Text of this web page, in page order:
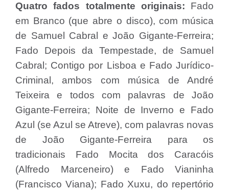
Quatro fados totalmente originais: Fado
em Branco (que abre o disco), com música
de Samuel Cabral e João Gigante-Ferreira;
Fado Depois da Tempestade, de Samuel
Cabral; Contigo por Lisboa e Fado Jurídico-
Criminal, ambos com música de André
Teixeira e todos com palavras de João
Gigante-Ferreira; Noite de Inverno e Fado
Azul (se Azul se Atreve), com palavras novas
de João Gigante-Ferreira para os
tradicionais Fado Mocita dos Caracóis
(Alfredo Marceneiro) e Fado Vianinha
(Francisco Viana); Fado Xuxu, do repertório